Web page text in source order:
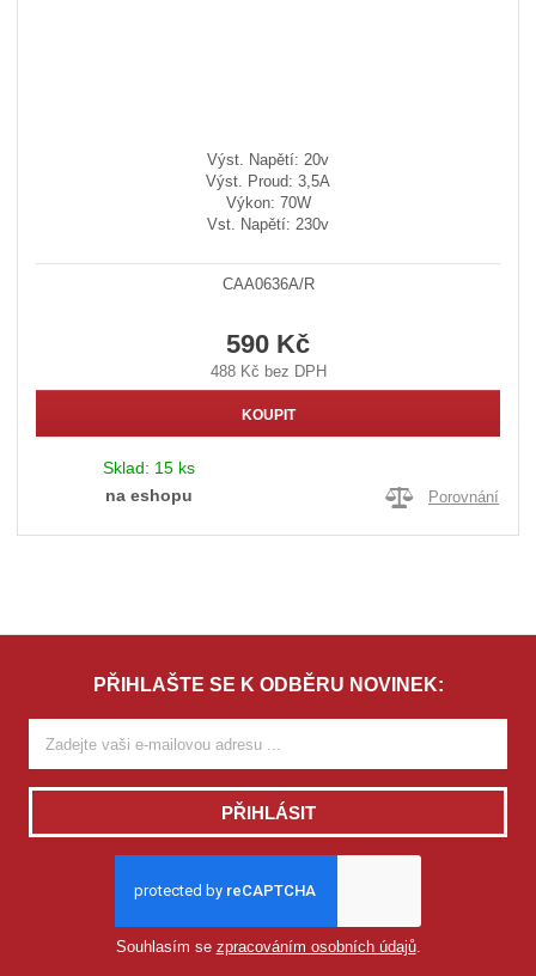
Výst. Napětí: 20v
Výst. Proud: 3,5A
Výkon: 70W
Vst. Napětí: 230v
CAA0636A/R
590 Kč
488 Kč bez DPH
KOUPIT
Sklad: 15 ks
na eshopu
Porovnání
PŘIHLAŠTE SE K ODBĚRU NOVINEK:
PŘIHLÁSIT
Souhlasím se zpracováním osobních údajů.